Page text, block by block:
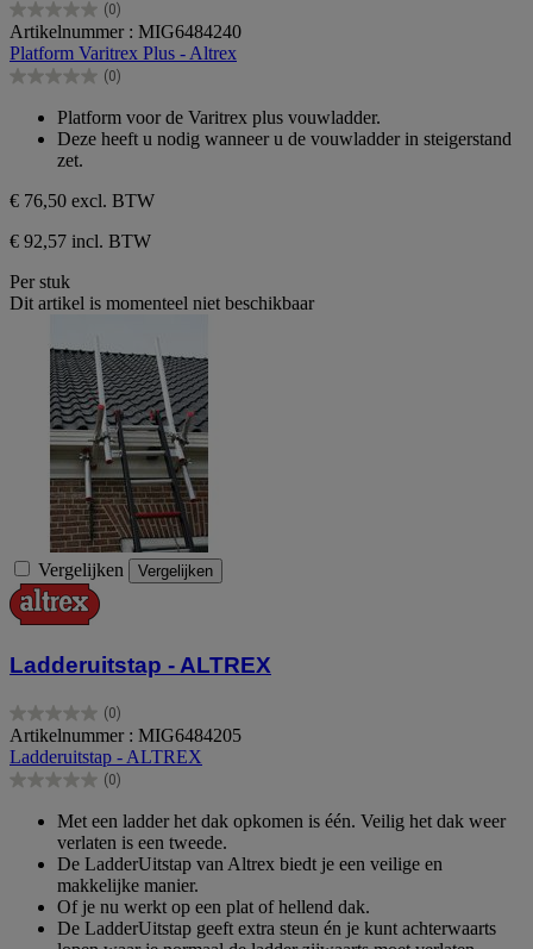
(0)
0.0
van
de
5
Artikelnummer : MIG6484240
Platform Varitrex Plus - Altrex
(0)
0.0
sterren.
Platform voor de Varitrex plus vouwladder.
Deze heeft u nodig wanneer u de vouwladder in steigerstand
zet.
€ 76,50 excl. BTW
€ 92,57 incl. BTW
Per stuk
Dit artikel is momenteel niet beschikbaar
Vergelijken Vergelijken
Ladderuitstap - ALTREX
(0)
0.0
van
de
5
Artikelnummer : MIG6484205
Ladderuitstap - ALTREX
(0)
0.0
sterren.
Met een ladder het dak opkomen is één. Veilig het dak weer
verlaten is een tweede.
De LadderUitstap van Altrex biedt je een veilige en
makkelijke manier.
Of je nu werkt op een plat of hellend dak.
De LadderUitstap geeft extra steun én je kunt achterwaarts